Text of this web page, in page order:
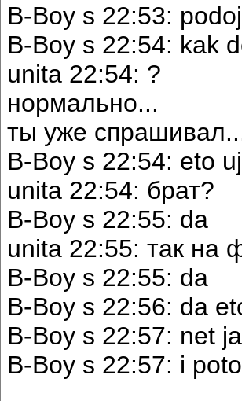
B-Boy s 22:53:
B-Boy s 22:54: kak
unita 22:54: ?
нормально...
ты уже
B-Boy s 22:54: eto
unita 22:54: брат?
B-Boy s 22:55: da
unita 22:55: так на
B-Boy s 22:55: da
B-Boy s 22:56: da
B-Boy s 22:57: net
B-Boy s 22:57: i